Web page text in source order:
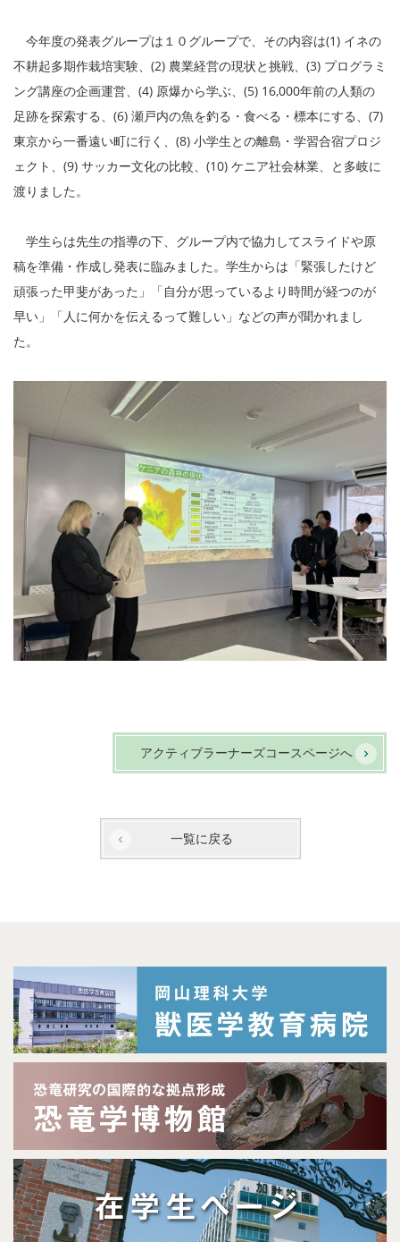
今年度の発表グループは１０グループで、その内容は(1) イネの
不耕起多期作栽培実験、(2) 農業経営の現状と挑戦、(3) プログラミ
ング講座の企画運営、(4) 原爆から学ぶ、(5) 16,000年前の人類の
足跡を探索する、(6) 瀬戸内の魚を釣る・食べる・標本にする、(7)
東京から一番遠い町に行く、(8) 小学生との離島・学習合宿プロジ
ェクト、(9) サッカー文化の比較、(10) ケニア社会林業、と多岐に
渡りました。
学生らは先生の指導の下、グループ内で協力してスライドや原
稿を準備・作成し発表に臨みました。学生からは「緊張したけど
頑張った甲斐があった」「自分が思っているより時間が経つのが
早い」「人に何かを伝えるって難しい」などの声が聞かれまし
た。
アクティブラーナーズコースページへ
一覧に戻る